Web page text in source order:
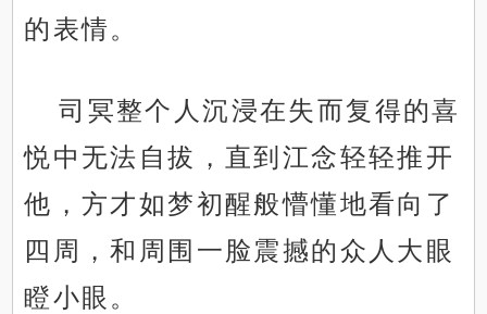
的表情。
司冥整个人沉浸在失而复得的喜
悦中无法自拔，直到江念轻轻推开
他，方才如梦初醒般懵懂地看向了
四周，和周围一脸震撼的众人大眼
瞪小眼。